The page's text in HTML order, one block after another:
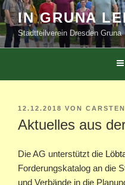
Zum
Inhalt
springen
IN GRUNA
Stadtteilverein Dresden Gruna
VERÖFFENTLICHT
AM
12.12.2018 VON CARSTEN
Aktuelles aus
Die AG unterstützt die
Forderungskatalog an die
und Verbände in die